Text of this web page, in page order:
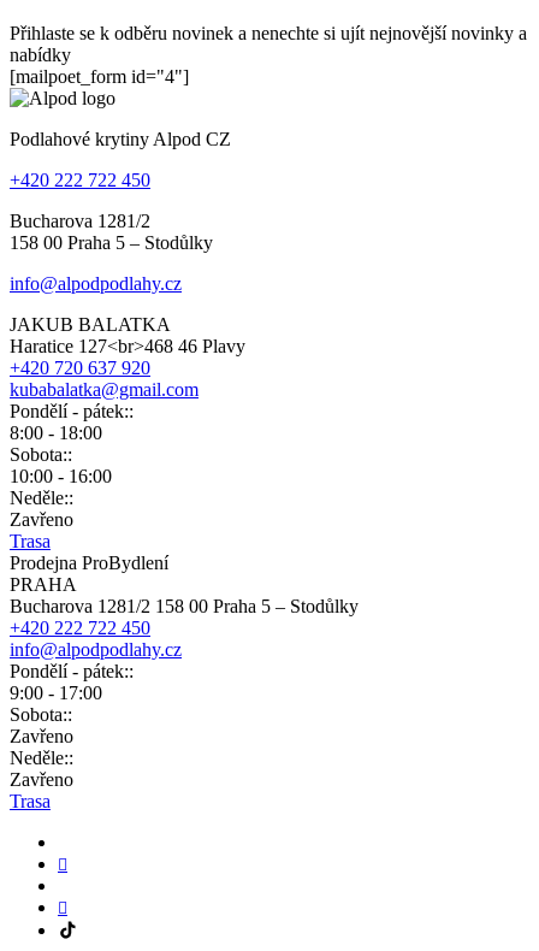
Přihlaste se k odběru novinek a nenechte si ujít nejnovější novinky a
nabídky
[mailpoet_form id="4"]
Podlahové krytiny Alpod CZ
+420 222 722 450
Bucharova 1281/2
158 00 Praha 5 – Stodůlky
info@alpodpodlahy.cz
JAKUB BALATKA
Haratice 127<br>468 46 Plavy
+420 720 637 920
kubabalatka@gmail.com
Pondělí - pátek::
8:00 - 18:00
Sobota::
10:00 - 16:00
Neděle::
Zavřeno
Trasa
Prodejna ProBydlení
PRAHA
Bucharova 1281/2 158 00 Praha 5 – Stodůlky
+420 222 722 450
info@alpodpodlahy.cz
Pondělí - pátek::
9:00 - 17:00
Sobota::
Zavřeno
Neděle::
Zavřeno
Trasa